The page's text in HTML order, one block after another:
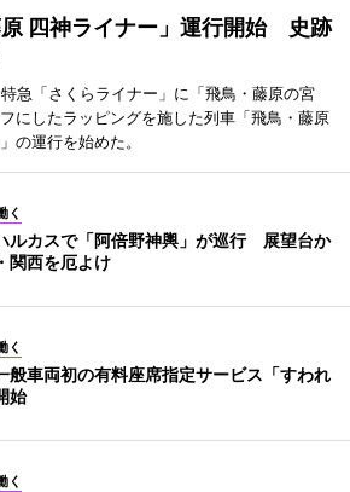
四神ライナー」運行開始 史跡
急「さくらライナー」に「飛鳥・藤原の宮
にしたラッピングを施した列車「飛鳥・藤原
の運行を始めた。
く
ルカスで「阿倍野神輿」が巡行 展望台か
関西を厄よけ
く
般車両初の有料座席指定サービス「すわれ
始
く